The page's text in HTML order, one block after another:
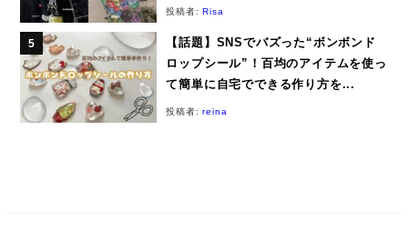
投稿者:Risa
【話題】SNSでバズった“ボンボンド
ロップシール”！百均のアイテムを使っ
て簡単に自宅でできる作り方を...
投稿者:reina